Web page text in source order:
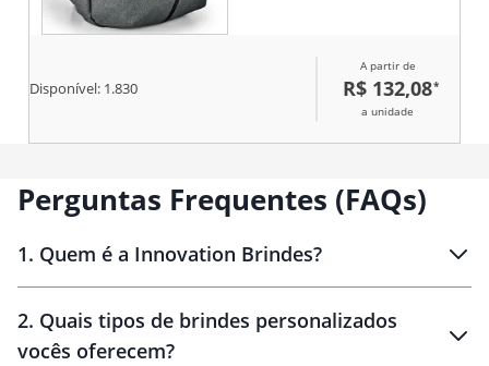
Disponível: 1.830
A partir de
R$ 132,08*
a unidade
Perguntas Frequentes (FAQs)
1. Quem é a Innovation Brindes?
Brindes personalizados
2. Quais tipos de brindes personalizados
vocês oferecem?